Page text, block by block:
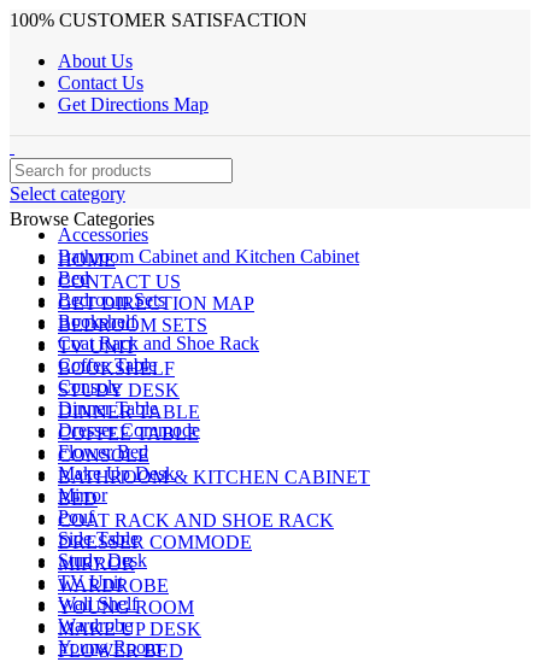
100% CUSTOMER SATISFACTION
About Us
Contact Us
Get Directions Map
Select category
Accessories
Bathroom Cabinet and Kitchen Cabinet
Bed
Bedroom Sets
Bookshelf
Coat Rack and Shoe Rack
Coffee Table
Console
Dinner Table
Dresser Commode
Flower Bed
Make Up Desk
Mirror
Pouf
Side Table
Study Desk
TV Unit
Wall Shelf
Wardrobe
Young Room
Browse Categories
HOME
CONTACT US
GET DIRECTION MAP
BEDROOM SETS
TV UNIT
BOOKSHELF
STUDY DESK
DINNER TABLE
COFFEE TABLE
CONSOLE
BATHROOM & KITCHEN CABINET
BED
COAT RACK AND SHOE RACK
DRESSER COMMODE
MIRROR
WARDROBE
YOUNG ROOM
MAKE UP DESK
FLOWER BED